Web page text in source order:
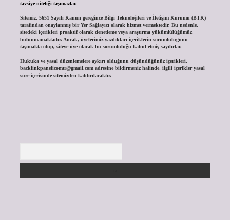
tavsiye niteliği taşımazlar.
Sitemiz, 5651 Sayılı Kanun gereğince Bilgi Teknolojileri ve İletişim Kurumu (BTK)
tarafından onaylanmış bir Yer Sağlayıcı olarak hizmet vermektedir. Bu nedenle,
sitedeki içerikleri proaktif olarak denetleme veya araştırma yükümlülüğümüz
bulunmamaktadır. Ancak, üyelerimiz yazdıkları içeriklerin sorumluluğunu
taşımakta olup, siteye üye olarak bu sorumluluğu kabul etmiş sayılırlar.
Hukuka ve yasal düzenlemelere aykırı olduğunu düşündüğünüz içerikleri,
backlinkpanelicomtr@gmail.comadresine bildirmeniz halinde, ilgili içerikler yasal
süre içerisinde sitemizden kaldırılacaktır.